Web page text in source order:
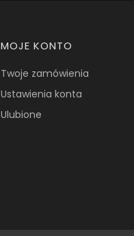
MOJE KONTO
Twoje zamówienia
Ustawienia konta
Ulubione